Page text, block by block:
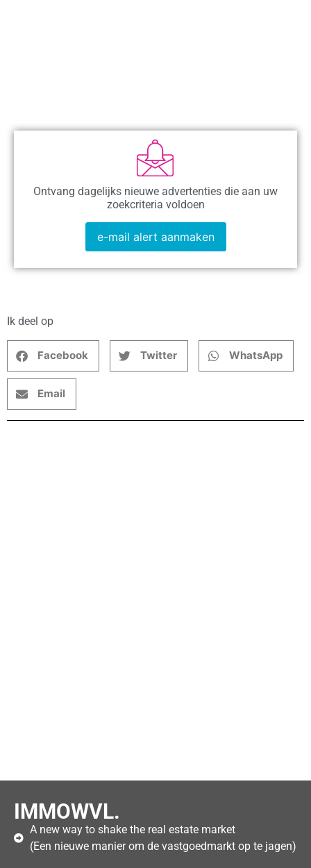
Ontvang dagelijks nieuwe advertenties die aan uw
zoekcriteria voldoen
e-mail alert aanmaken
Ik deel op
Facebook Twitter WhatsApp
Email
IMMOWVL.
A new way to shake the real estate market
(Een nieuwe manier om de vastgoedmarkt op te jagen)